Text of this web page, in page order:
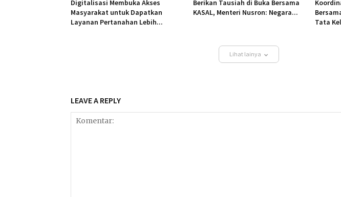
Digitalisasi Membuka Akses
Masyarakat untuk Dapatkan
Layanan Pertanahan Lebih...
Berikan Tausiah di Buka Bersama
KASAL, Menteri Nusron: Negara...
Tata
Lihat lainya
LEAVE A REPLY